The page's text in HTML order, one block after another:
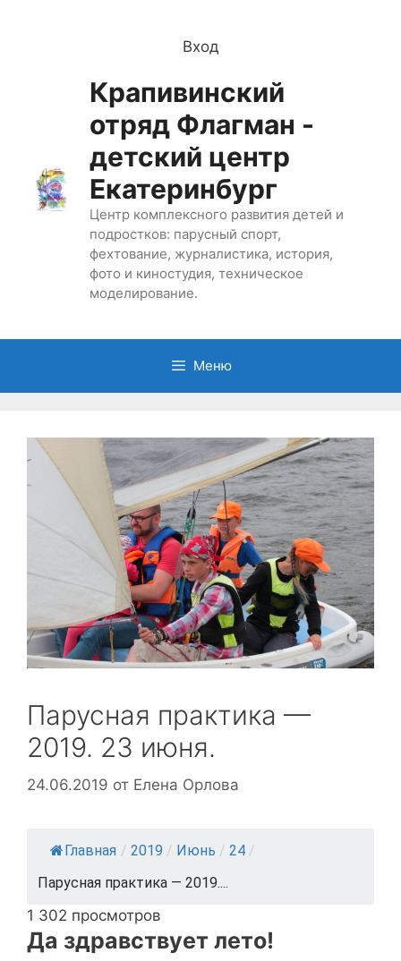
Вход
Крапивинский
отряд Флагман -
детский центр
Екатеринбург
Центр комплексного развития детей и
подростков: парусный спорт,
фехтование, журналистика, история,
фото и киностудия, техническое
моделирование.
Меню
Парусная практика —
2019. 23 июня.
24.06.2019 от Елена Орлова
Главная / 2019 / Июнь / 24 /
Парусная практика — 2019....
1 302 просмотров
Да здравствует лето!